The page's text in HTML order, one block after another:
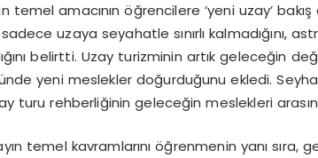
temel amacının öğrencilere ‘yeni uzay’ bakış
uzaya seyahatle sınırlı kalmadığını,
belirtti. Uzay turizminin artık geleceğin
yeni meslekler doğurduğunu ekledi.
turu rehberliğinin geleceğin meslekleri
temel kavramlarını öğrenmenin yanı sıra,